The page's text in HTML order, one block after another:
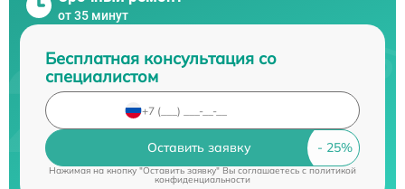
от 35 минут
Бесплатная консультация со
специалистом
Оставить заявку
Нажимая на кнопку "Оставить заявку" Вы соглашаетесь cполитикой
конфиденциальности